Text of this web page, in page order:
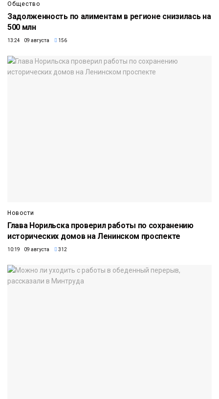
Общество
Задолженность по алиментам в регионе снизилась на
500 млн
13:24 09 августа 156
Новости
Глава Норильска проверил работы по сохранению
исторических домов на Ленинском проспекте
10:19 09 августа 312